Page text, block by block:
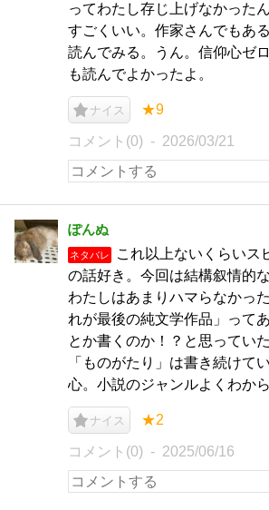
ってわたし存じ上げなかった
すごくいい。作家さんでもあ
読んでみる。うん。信仰心ゼ
も読んでよかったよ。
ナイス ★9
コメント(0) 2026/03/21
ぽんぬ
ネタバレ
これ以上ないくらい
の話好き。今回は結構叙情的
わたしはあまりハマらなかっ
れが最後の純文学作品」って
とか書くのか！？と思ってい
「ものがたり」は書き続けて
心。小説のジャンルよくわか
ナイス ★2
コメント(0) 2025/06/16